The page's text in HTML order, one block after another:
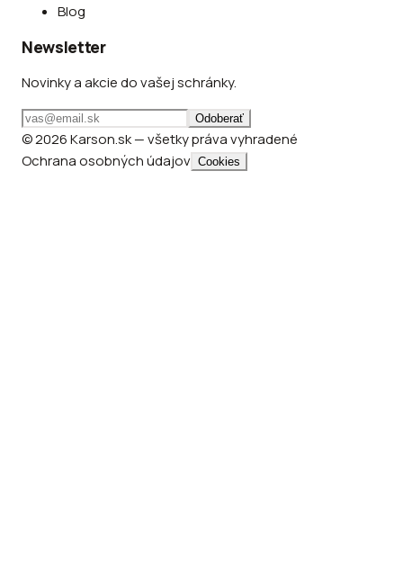
Blog
Newsletter
Novinky a akcie do vašej schránky.
Odoberať
© 2026 Karson.sk — všetky práva vyhradené
Ochrana osobných údajov Cookies